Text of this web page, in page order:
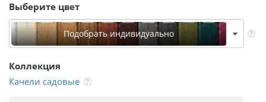
Выберите цвет
Подобрать индивидуально
Коллекция
Качели садовые